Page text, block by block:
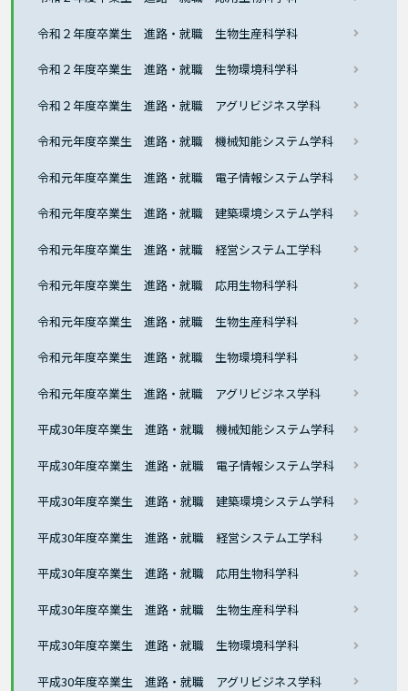
令和２年度卒業生 進路・就職 生物生産科学科
令和２年度卒業生 進路・就職 生物環境科学科
令和２年度卒業生 進路・就職 アグリビジネス学科
令和元年度卒業生 進路・就職 機械知能システム学科
令和元年度卒業生 進路・就職 電子情報システム学科
令和元年度卒業生 進路・就職 建築環境システム学科
令和元年度卒業生 進路・就職 経営システム工学科
令和元年度卒業生 進路・就職 応用生物科学科
令和元年度卒業生 進路・就職 生物生産科学科
令和元年度卒業生 進路・就職 生物環境科学科
令和元年度卒業生 進路・就職 アグリビジネス学科
平成30年度卒業生 進路・就職 機械知能システム学科
平成30年度卒業生 進路・就職 電子情報システム学科
平成30年度卒業生 進路・就職 建築環境システム学科
平成30年度卒業生 進路・就職 経営システム工学科
平成30年度卒業生 進路・就職 応用生物科学科
平成30年度卒業生 進路・就職 生物生産科学科
平成30年度卒業生 進路・就職 生物環境科学科
平成30年度卒業生 進路・就職 アグリビジネス学科